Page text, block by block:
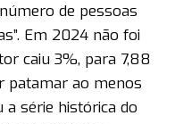
de pessoas
Em 2024 não foi
caiu 3%, para 7,88
patamar ao menos
a série histórica do